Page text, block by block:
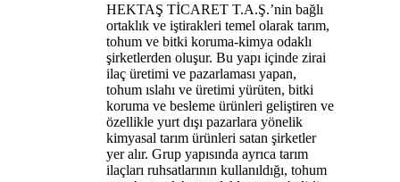
HEKTAŞ TİCARET T.A.Ş.’nin bağlı
ortaklık ve iştirakleri temel olarak tarım,
tohum ve bitki koruma-kimya odaklı
şirketlerden oluşur. Bu yapı içinde zirai
ilaç üretimi ve pazarlaması yapan,
tohum ıslahı ve üretimi yürüten, bitki
koruma ve besleme ürünleri geliştiren ve
özellikle yurt dışı pazarlara yönelik
kimyasal tarım ürünleri satan şirketler
yer alır. Grup yapısında ayrıca tarım
ilaçları ruhsatlarının kullanıldığı, tohum